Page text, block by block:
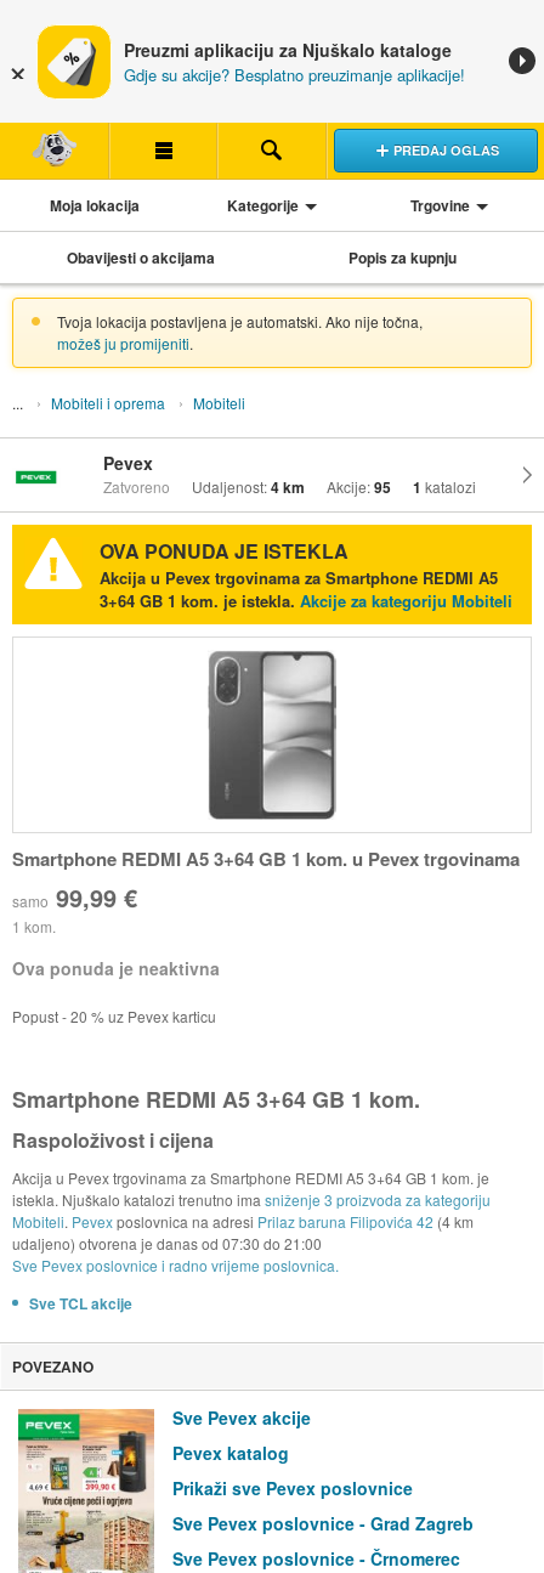
Preuzmi aplikaciju za Njuškalo kataloge
Gdje su akcije? Besplatno preuzimanje aplikacije!
PREDAJ OGLAS
Moja lokacija Kategorije Trgovine
Obavijesti o akcijama Popis za kupnju
Tvoja lokacija postavljena je automatski. Ako nije točna,
možeš ju promijeniti.
Mobiteli i oprema Mobiteli
Pevex
Zatvoreno Udaljenost:4 km Akcije:95 1 katalozi
OVA PONUDA JE ISTEKLA
Akcija u Pevex trgovinama za Smartphone REDMI A5
3+64 GB 1 kom. je istekla. Akcije za kategoriju Mobiteli
Smartphone REDMI A5 3+64 GB 1 kom. u Pevex trgovinama
samo 99,99 €
1 kom.
Ova ponuda je neaktivna
Popust - 20 % uz Pevex karticu
Smartphone REDMI A5 3+64 GB 1 kom.
Raspoloživost i cijena
Akcija u Pevex trgovinama za Smartphone REDMI A5 3+64 GB 1 kom. je
istekla. Njuškalo katalozi trenutno ima sniženje 3 proizvoda za kategoriju
Mobiteli. Pevexposlovnica na adresi Prilaz baruna Filipovića 42 (4 km
udaljeno) otvorena je danas od 07:30 do 21:00
Sve Pevex poslovnice i radno vrijeme poslovnica.
Sve TCL akcije
POVEZANO
Sve Pevex akcije
Pevex katalog
Prikaži sve Pevex poslovnice
Sve Pevex poslovnice - Grad Zagreb
Sve Pevex poslovnice - Črnomerec